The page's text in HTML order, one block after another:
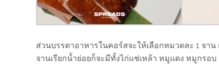
ส่วนบรรดาอาหารในคอร์สจะให้เลือกหมวดละ 1 จา
จานเรียกน้ำย่อยก็จะมีทั้งไก่แช่เหล้า หมูแดง หมูกรอ